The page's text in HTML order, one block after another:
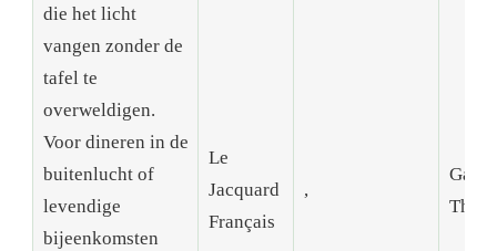
die het licht
vangen zonder de
tafel te
overweldigen.
Voor dineren in de
buitenlucht of
levendige
bijeenkomsten
Le
Jacquard
Français
,